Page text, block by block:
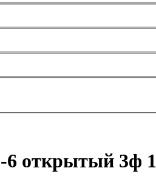
6 открытый 3ф